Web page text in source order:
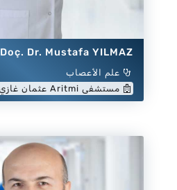
Doç. Dr. Mustafa YILMAZ
علم الأعصاب
مستشفى Aritmi عثمان غازي الخاص